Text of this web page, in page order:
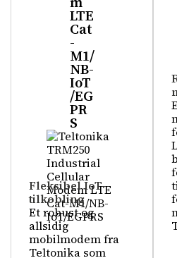
Fleksibel IoT-
tilkobling
LTE
Cat
-
M1/
NB-
IoT
/EG
PR
S
Et robust og
allsidig
mobilmodem fra
Teltonika som